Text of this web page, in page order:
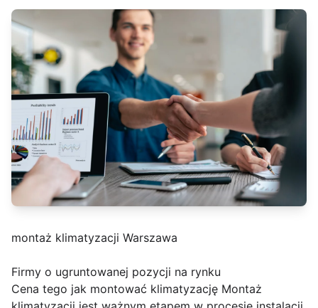
montaż klimatyzacji Warszawa
Firmy o ugruntowanej pozycji na rynku
Cena tego jak montować klimatyzację Montaż